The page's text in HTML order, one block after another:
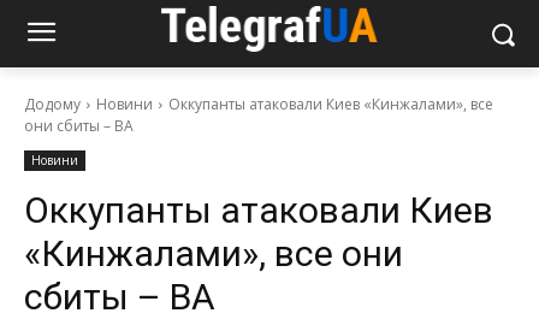
Додому Новини
Оккупанты атаковали Киев «Кинжалами», все
они сбиты – ВА
Новини
Оккупанты атаковали Киев
«Кинжалами», все они
сбиты – ВА